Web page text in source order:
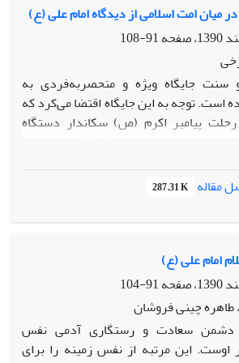
و حدیث فریقین نقد و بررسى علمى
فراروى تفسیر این آیات فراهم سازیم.
میان امت اسلامی از دیدگاه امام علی (ع)
91-108
سنت جایگاه ویژه و منحصربه‌فردی به
توجه به این جایگاه اقتضا می‌کرد که
پیامبر اکرم‌ (ص) سکاندار دستگاه
شوند و در عرصه‌های گوناگون سیاسی،
جامعة اسلامی رهبری بلا‌منازع را
نیم قرن از واقعة سقیفة بنی‌ساعده،
به وقوع پیوست و بر عترت پیامبر آن رفت که
آنان ممنوع و خطرآفرین شد.
و آینده به طرح مبانی نظری مربوط به
گستردة آنان در حیات بشری و به‌خصوص
در این مقاله با رویکردی تاریخی ـ تحلیلی
این مسئله مورد بررسی قرار می‌گیرد و
بیدار‌کردن وجدان‌های خفته در قبال
این هدایتگران الهی داشت، بررسی می‌شود
مقاله 287.31 K
امام علی (ع)
91-104
طاهره چینی فروشان
دشمن سعادت و رستگاری آدمی نفس
این مرتبه از نفس زمینه را برای